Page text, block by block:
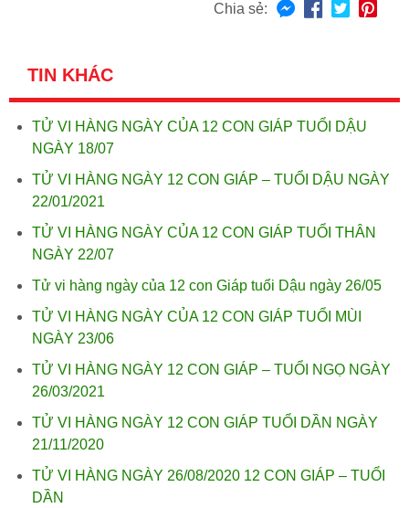
Chia sẻ:
TIN KHÁC
TỬ VI HÀNG NGÀY CỦA 12 CON GIÁP TUỔI DẬU
NGÀY 18/07
TỬ VI HÀNG NGÀY 12 CON GIÁP – TUỔI DẬU NGÀY
22/01/2021
TỬ VI HÀNG NGÀY CỦA 12 CON GIÁP TUỔI THÂN
NGÀY 22/07
Tử vi hàng ngày của 12 con Giáp tuổi Dậu ngày 26/05
TỬ VI HÀNG NGÀY CỦA 12 CON GIÁP TUỔI MÙI
NGÀY 23/06
TỬ VI HÀNG NGÀY 12 CON GIÁP – TUỔI NGỌ NGÀY
26/03/2021
TỬ VI HÀNG NGÀY 12 CON GIÁP TUỔI DẦN NGÀY
21/11/2020
TỬ VI HÀNG NGÀY 26/08/2020 12 CON GIÁP – TUỔI
DẦN